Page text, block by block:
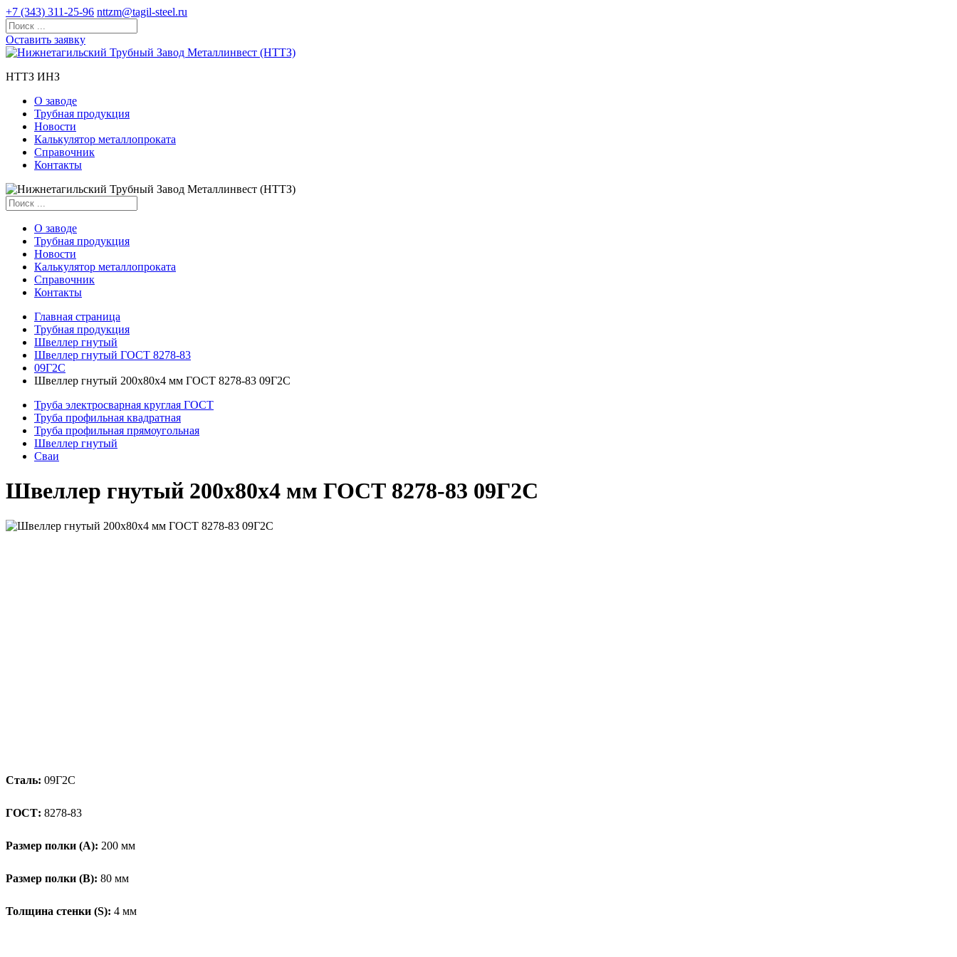
+7 (343) 311-25-96 nttzm@tagil-steel.ru
Оставить заявку
НТТЗ ИНЗ
О заводе
Трубная продукция
Новости
Калькулятор металлопроката
Справочник
Контакты
О заводе
Трубная продукция
Новости
Калькулятор металлопроката
Справочник
Контакты
Главная страница
Трубная продукция
Швеллер гнутый
Швеллер гнутый ГОСТ 8278-83
09Г2С
Швеллер гнутый 200x80x4 мм ГОСТ 8278-83 09Г2С
Труба электросварная круглая ГОСТ
Труба профильная квадратная
Труба профильная прямоугольная
Швеллер гнутый
Сваи
Швеллер гнутый 200x80x4 мм ГОСТ 8278-83 09Г2С
Сталь: 09Г2С
ГОСТ: 8278-83
Размер полки (А): 200 мм
Размер полки (В): 80 мм
Толщина стенки (S): 4 мм